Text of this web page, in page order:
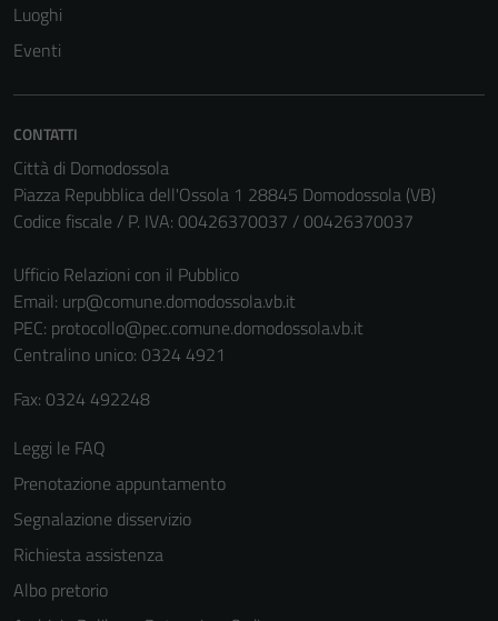
Luoghi
Eventi
CONTATTI
Città di Domodossola
Piazza Repubblica dell'Ossola 1 28845 Domodossola (VB)
Codice fiscale / P. IVA: 00426370037 / 00426370037
Ufficio Relazioni con il Pubblico
Email: urp@comune.domodossola.vb.it
PEC: protocollo@pec.comune.domodossola.vb.it
Centralino unico: 0324 4921
Fax: 0324 492248
Leggi le FAQ
Prenotazione appuntamento
Segnalazione disservizio
Richiesta assistenza
Albo pretorio